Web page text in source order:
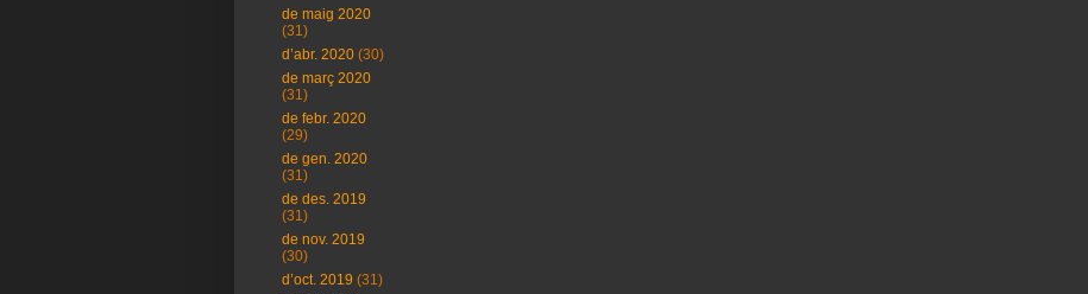
de maig 2020
(31)
d’abr. 2020 (30)
de març 2020
(31)
de febr. 2020
(29)
de gen. 2020
(31)
de des. 2019
(31)
de nov. 2019
(30)
d’oct. 2019 (31)